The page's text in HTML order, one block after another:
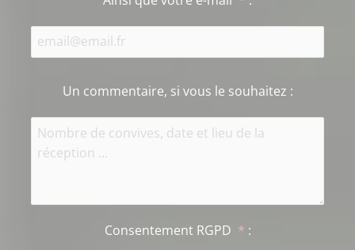
Un commentaire, si vous le souhaitez :
* :